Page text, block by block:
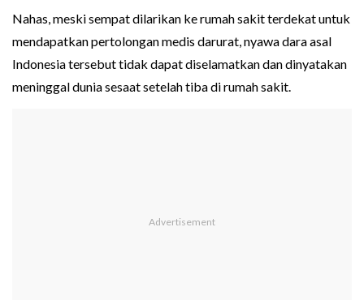
Nahas, meski sempat dilarikan ke rumah sakit terdekat untuk
mendapatkan pertolongan medis darurat, nyawa dara asal
Indonesia tersebut tidak dapat diselamatkan dan dinyatakan
meninggal dunia sesaat setelah tiba di rumah sakit.